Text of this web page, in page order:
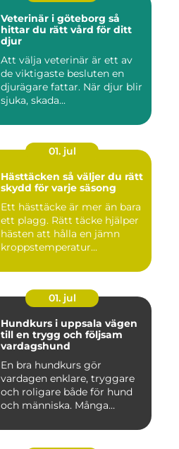
Veterinär i göteborg så
hittar du rätt vård för ditt
djur
Att välja veterinär är ett av
de viktigaste besluten en
djurägare fattar. När djur blir
sjuka, skada...
01. jul
Hästtäcken så väljer du rätt
skydd för varje säsong
Ett hästtäcke är mer än bara
ett plagg. Rätt täcke hjälper
hästen att hålla en jämn
kroppstemperatur...
01. jul
Hundkurs i uppsala vägen
till en trygg och följsam
vardagshund
En bra hundkurs gör
vardagen enklare, tryggare
och roligare både för hund
och människa. Många